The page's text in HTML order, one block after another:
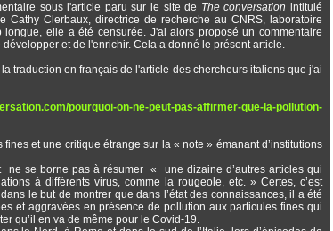
sous l'article paru sur le site de The conversationintitulé
Clerbaux, directrice de recherche au CNRS, laboratoire
elle a été censurée. J'ai alors proposé un commentaire
et de l'enrichir. Cela a donné le présent article.
traduction en français de l'article des chercheurs italiens que j'ai
pourquoi-on-ne-peut-pas-affirmer-que-la-pollution-
et une critique étrange sur la « note » émanant d’institutions
ne se borne pas à résumer « une dizaine d’autres articles qui
à différents virus, comme la rougeole, etc. » Certes, c’est
le but de montrer que dans l’état des connaissances, il a été
et aggravées en présence de pollution aux particules fines qui
qu’il en va de même pour le Covid-19.